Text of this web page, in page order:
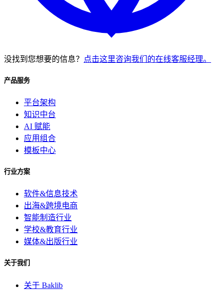
没找到您想要的信息？ 点击这里咨询我们的在线客服经理。
产品服务
平台架构
知识中台
AI 赋能
应用组合
模板中心
行业方案
软件&信息技术
出海&跨境电商
智能制造行业
学校&教育行业
媒体&出版行业
关于我们
关于 Baklib